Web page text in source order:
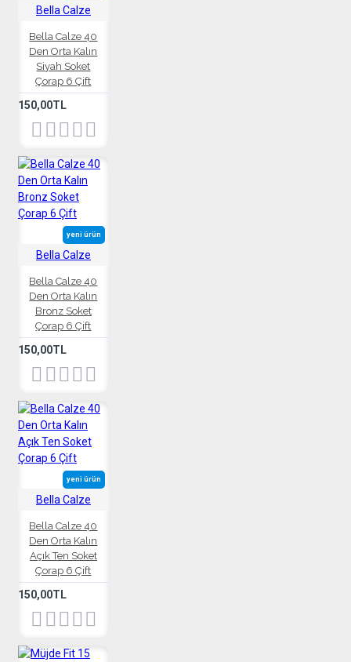
Bella Calze
Bella Calze 40
Den Orta Kalın
Siyah Soket
Çorap 6 Çift
150,00TL
yeni ürün
Bella Calze
Bella Calze 40
Den Orta Kalın
Bronz Soket
Çorap 6 Çift
150,00TL
yeni ürün
Bella Calze
Bella Calze 40
Den Orta Kalın
Açık Ten Soket
Çorap 6 Çift
150,00TL